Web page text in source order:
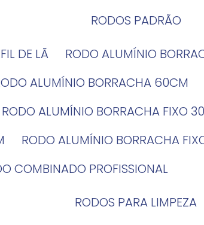
RODOS PADRÃO
DE LÃ RODO ALUMÍNIO
RODO ALUMÍNIO BORRACHA 60CM
RODO ALUMÍNIO BORRACHA FIXO
RODO ALUMÍNIO BORRACHA
COMBINADO PROFISSIONAL
RODOS PARA LIMPEZA